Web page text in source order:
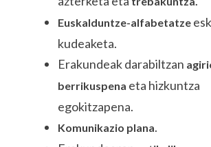
Euskalduntze-alfabetatze
kudeaketa.
Erakundeak darabiltzan
berrikuspena eta hizkuntza
egokitzapena.
Komunikazio plana.